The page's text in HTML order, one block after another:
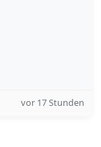
vor 17 Stunden